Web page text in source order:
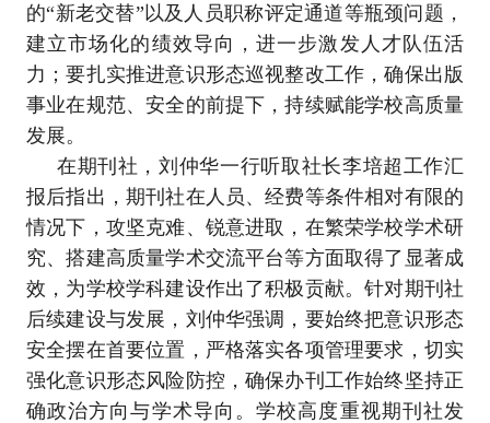
的“新老交替”以及人员职称评定通道等瓶颈问题，
建立市场化的绩效导向，进一步激发人才队伍活
力；要扎实推进意识形态巡视整改工作，确保出版
事业在规范、安全的前提下，持续赋能学校高质量
发展。
在期刊社，刘仲华一行听取社长李培超工作汇
报后指出，期刊社在人员、经费等条件相对有限的
情况下，攻坚克难、锐意进取，在繁荣学校学术研
究、搭建高质量学术交流平台等方面取得了显著成
效，为学校学科建设作出了积极贡献。针对期刊社
后续建设与发展，刘仲华强调，要始终把意识形态
安全摆在首要位置，严格落实各项管理要求，切实
强化意识形态风险防控，确保办刊工作始终坚持正
确政治方向与学术导向。学校高度重视期刊社发